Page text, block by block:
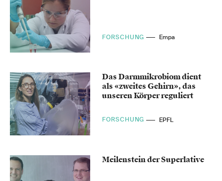
FORSCHUNG Empa
Das Darmmikrobiom dient
als «zweites Gehirn», das
unseren Körper reguliert
FORSCHUNG EPFL
Meilenstein der Superlative